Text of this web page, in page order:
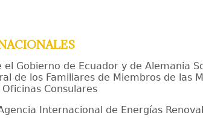
el Gobierno de Ecuador y de Alemania
de los Familiares de Miembros de las
Consulares
Internacional de Energías